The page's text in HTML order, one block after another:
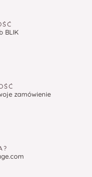
BLIK
zamówienie